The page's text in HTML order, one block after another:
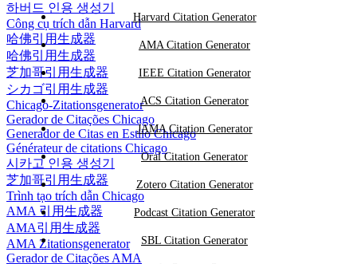
하버드 인용 생성기
Công cụ trích dẫn Harvard
哈佛引用生成器
哈佛引用生成器
芝加哥引用生成器
シカゴ引用生成器
Chicago-Zitationsgenerator
Gerador de Citações Chicago
Generador de Citas en Estilo Chicago
Générateur de citations Chicago
시카고 인용 생성기
芝加哥引用生成器
Trình tạo trích dẫn Chicago
AMA 引用生成器
AMA引用生成器
AMA Zitationsgenerator
Gerador de Citações AMA
Harvard Citation Generator
AMA Citation Generator
IEEE Citation Generator
ACS Citation Generator
JAMA Citation Generator
Oral Citation Generator
Zotero Citation Generator
Podcast Citation Generator
SBL Citation Generator